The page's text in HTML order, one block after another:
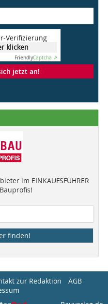
Verifizierung
klicken
FriendlyCaptcha ⇗
jetzt an!
im EINKAUFSFÜHRER
finden!
zur Redaktion
AGB